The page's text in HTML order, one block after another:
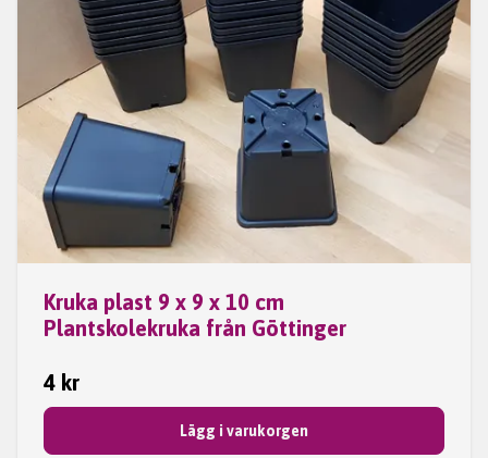
Kruka plast 9 x 9 x 10 cm
Plantskolekruka från Göttinger
4 kr
Lägg i varukorgen